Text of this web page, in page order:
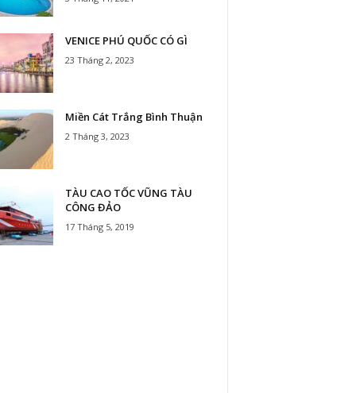
VENICE PHÚ QUỐC CÓ GÌ
23 Tháng 2, 2023
Miền Cát Trắng Bình Thuận
2 Tháng 3, 2023
TÀU CAO TỐC VŨNG TÀU
CÔNG ĐẢO
17 Tháng 5, 2019